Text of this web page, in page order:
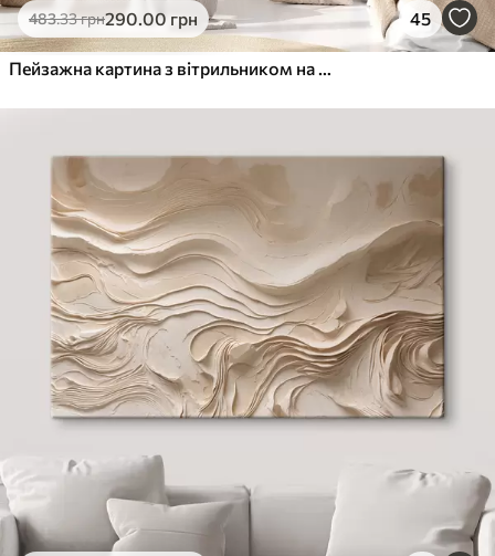
483.33грн290.00 грн 45
Пейзажна картина з вітрильником на тлі спокійного моря, помаранчево-жовтого неба, далеких гір